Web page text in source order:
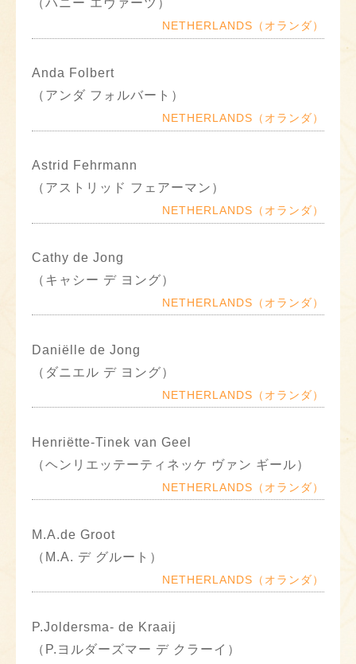
（ハニー エヴァーツ）
NETHERLANDS（オランダ）
Anda Folbert
（アンダ フォルバート）
NETHERLANDS（オランダ）
Astrid Fehrmann
（アストリッド フェアーマン）
NETHERLANDS（オランダ）
Cathy de Jong
（キャシー デ ヨング）
NETHERLANDS（オランダ）
Daniëlle de Jong
（ダニエル デ ヨング）
NETHERLANDS（オランダ）
Henriëtte-Tinek van Geel
（ヘンリエッテーティネッケ ヴァン ギール）
NETHERLANDS（オランダ）
M.A.de Groot
（M.A. デ グルート）
NETHERLANDS（オランダ）
P.Joldersma- de Kraaij
（P.ヨルダーズマー デ クラーイ）